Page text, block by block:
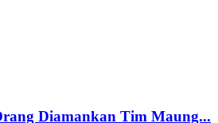
Diamankan Tim Maung...